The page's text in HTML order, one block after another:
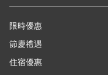
限時優惠
節慶禮遇
住宿優惠